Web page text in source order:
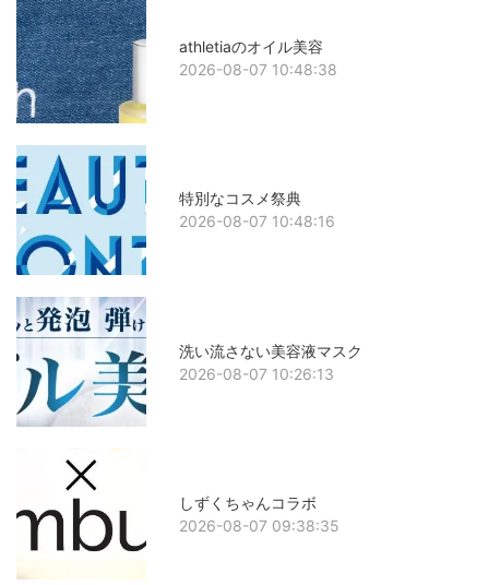
athletiaのオイル美容
2026-08-07 10:48:38
特別なコスメ祭典
2026-08-07 10:48:16
洗い流さない美容液マスク
2026-08-07 10:26:13
しずくちゃんコラボ
2026-08-07 09:38:35